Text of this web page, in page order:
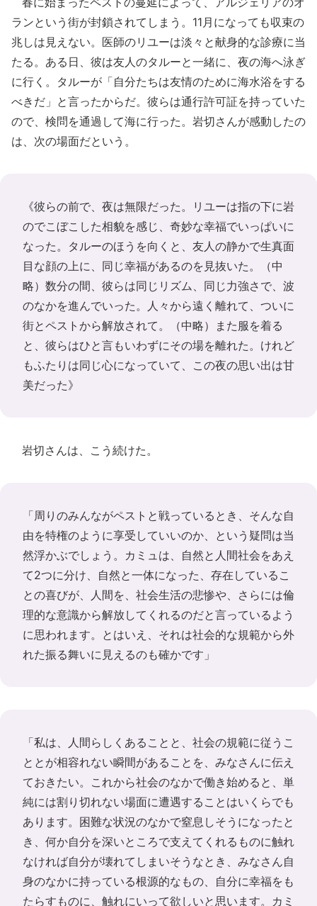
ランという街が封鎖されてしまう。11月になっても収束の
兆しは見えない。医師のリユーは淡々と献身的な診療に当
たる。ある日、彼は友人のタルーと一緒に、夜の海へ泳ぎ
に行く。タルーが「自分たちは友情のために海水浴をする
べきだ」と言ったからだ。彼らは通行許可証を持っていた
ので、検問を通過して海に行った。岩切さんが感動したの
は、次の場面だという。
《彼らの前で、夜は無限だった。リユーは指の下に岩
のでこぼこした相貌を感じ、奇妙な幸福でいっぱいに
なった。タルーのほうを向くと、友人の静かで生真面
目な顔の上に、同じ幸福があるのを見抜いた。（中
略）数分の間、彼らは同じリズム、同じ力強さで、波
のなかを進んでいった。人々から遠く離れて、ついに
街とペストから解放されて。（中略）また服を着る
と、彼らはひと言もいわずにその場を離れた。けれど
もふたりは同じ心になっていて、この夜の思い出は甘
美だった》
岩切さんは、こう続けた。
「周りのみんながペストと戦っているとき、そんな自
由を特権のように享受していいのか、という疑問は当
然浮かぶでしょう。カミュは、自然と人間社会をあえ
て2つに分け、自然と一体になった、存在しているこ
との喜びが、人間を、社会生活の悲惨や、さらには倫
理的な意識から解放してくれるのだと言っているよう
に思われます。とはいえ、それは社会的な規範から外
れた振る舞いに見えるのも確かです」
「私は、人間らしくあることと、社会の規範に従うこ
ととが相容れない瞬間があることを、みなさんに伝え
ておきたい。これから社会のなかで働き始めると、単
純には割り切れない場面に遭遇することはいくらでも
あります。困難な状況のなかで窒息しそうになったと
き、何か自分を深いところで支えてくれるものに触れ
なければ自分が壊れてしまいそうなとき、みなさん自
身のなかに持っている根源的なもの、自分に幸福をも
たらすものに、触れにいって欲しいと思います。カミ